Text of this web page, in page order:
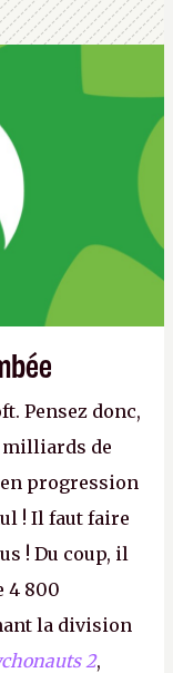
Pensez donc,
milliards de
progression
! Il faut faire
! Du coup, il
4 800
la division
2,